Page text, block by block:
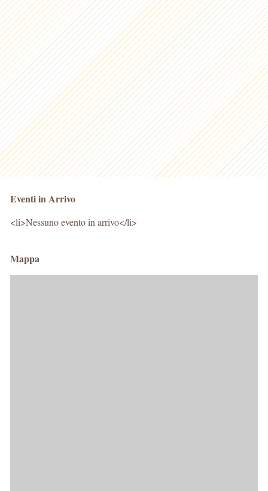
Eventi in Arrivo
<li>Nessuno evento in arrivo</li>
Mappa